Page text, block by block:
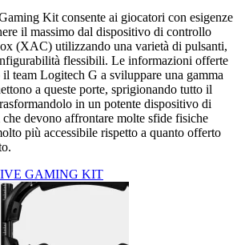
Kit consente ai giocatori con esigenze
il massimo dal dispositivo di controllo
(XAC) utilizzando una varietà di pulsanti,
flessibili. Le informazioni offerte
team Logitech G a sviluppare una gamma
a queste porte, sprigionando tutto il
in un potente dispositivo di
devono affrontare molte sfide fisiche
più accessibile rispetto a quanto offerto
GAMING KIT